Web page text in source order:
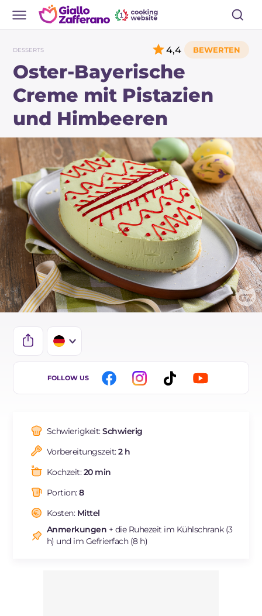
DESSERTS
Oster-Bayerische
Creme mit Pistazien
und Himbeeren
4,4
IT
BR
FR
NL
FOLLOW US
Schwierigkeit:Schwierig
Vorbereitungszeit:2 h
Kochzeit:20 min
Portion:8
Kosten: Mittel
Anmerkungen + die Ruhezeit im Kühlschrank (3
h) und im Gefrierfach (8 h)